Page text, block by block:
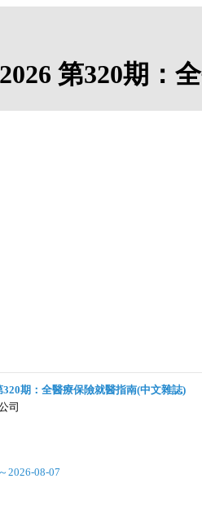
第320期：
320期：全醫療保險就醫指南(中文雜誌)
司
2026-08-07